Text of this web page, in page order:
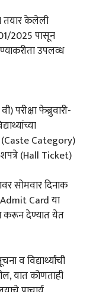
तयार केलेली
2025 पासून
उपलव्ध
परीक्षा फेब्रुवारी-
(Caste Category)
(Hall Ticket)
सोमवार दिनाक
Card या
करून देण्यात येत
व विद्यार्थ्यांची
यात कोणताही